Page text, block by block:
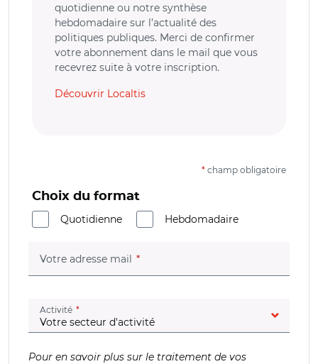
quotidienne ou notre synthèse
hebdomadaire sur l’actualité des
politiques publiques. Merci de confirmer
votre abonnement dans le mail que vous
recevrez suite à votre inscription.
Découvrir Localtis
* champ obligatoire
Choix du format
Quotidienne
Hebdomadaire
Votre adresse mail (champ obligatoire)
Activité (champ obligatoire)
Pour en savoir plus sur le traitement de vos